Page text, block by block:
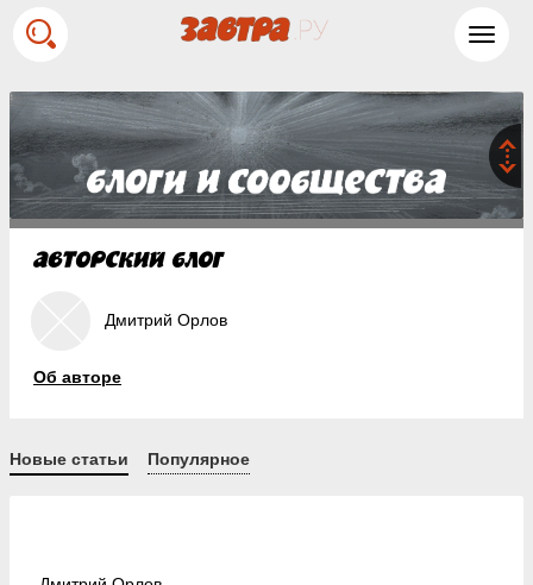
Дмитрий Орлов
Об авторе
Новые статьи Популярное